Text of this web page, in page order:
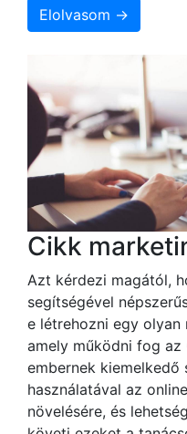
Elolvasom →
Cikk
Azt kérdezi magától,
segítségével
e létrehozni egy olyan
amely működni fog az
embernek kiemelkedő
használatával az
növelésére, és